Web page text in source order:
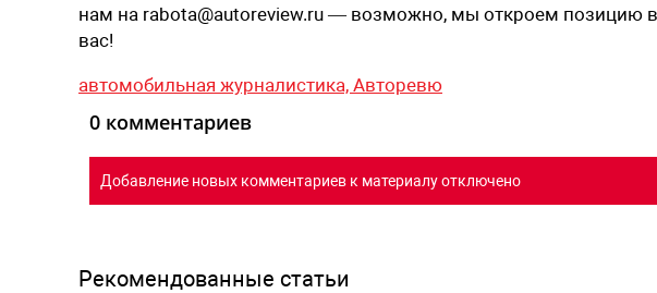
нам на rabota@autoreview.ru — возможно, мы откроем позицию
вас!
автомобильная журналистика, Авторевю
0 комментариев
Добавление новых комментариев к материалу отключено
Рекомендованные статьи